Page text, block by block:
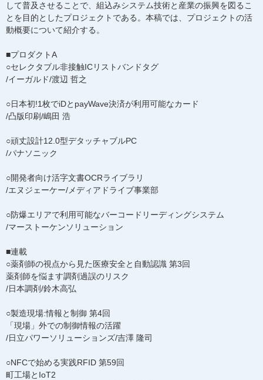
して普及させることで、組込みシステム技術と産業の振興を図るこ
とを目的としたプロジェクトである。本稿では、プロジェクトの活
動概要について紹介する。
■プロダクトA
○セレクタブル非接触ICリストバンドタグ
/イーガルド/渡辺 哲之
○日本初!1枚でiDとpayWave決済が利用可能なカード
/凸版印刷/嶋田 浩
○頑丈設計12.0型デタッチャブルPC
/パナソニック
○開発者向け活字文書OCRライブラリ
/エヌジェーケー/メディアドライブ事業部
○防爆エリアで利用可能なバーコードリーディングシステム
/マーストーケンソリューション
■連載
○薬剤師の視点から見た医療安全と自動認識 第3回
薬剤師を悩ます調剤過誤のリスク
/日本調剤/鈴木高弘
○製造現場:情報と制御 第4回
「現場」外での制御情報の活躍
/日立パワーソリューションズ/吉澤 隆司
○NFCで始める実践RFID 第59回
町工場とIoT2